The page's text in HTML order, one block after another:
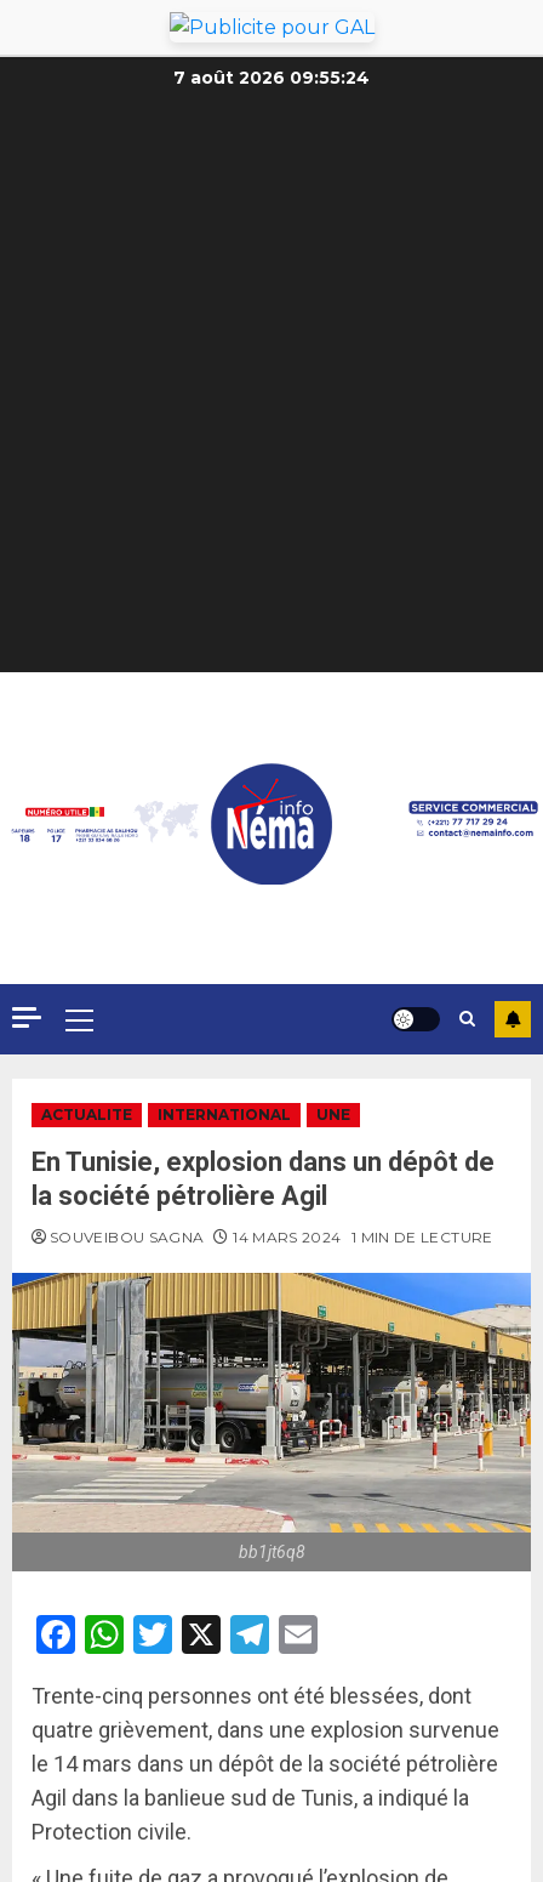
7 août 2026 09:55:26
ACTUALITE INTERNATIONAL UNE
En Tunisie, explosion dans un dépôt de
la société pétrolière Agil
SOUVEIBOU SAGNA 14 MARS 2024 1 MIN DE LECTURE
bb1jt6q8
Facebook
WhatsApp
Twitter
X Telegram
Trente-cinq personnes ont été blessées, dont
quatre grièvement, dans une explosion survenue
le 14 mars dans un dépôt de la société pétrolière
Agil dans la banlieue sud de Tunis, a indiqué la
Protection civile.